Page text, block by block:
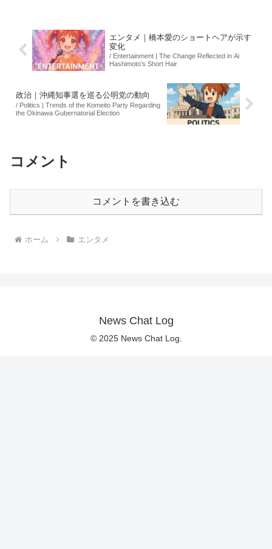
エンタメ｜橋本愛のショートヘアが示す
変化
/ Entertainment | The Change Reflected in Ai
Hashimoto’s Short Hair
政治｜沖縄知事選を巡る公明党の動向
/ Politics | Trends of the Komeito Party Regarding
the Okinawa Gubernatorial Election
コメント
コメントを書き込む
ホーム エンタメ
News Chat Log
© 2025 News Chat Log.